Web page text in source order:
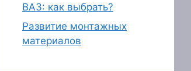
ВАЗ: как выбрать?
Развитие монтажных
материалов